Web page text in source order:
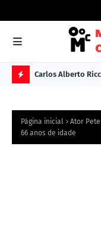
L
TI
M
Carlos Alberto
Página inicial
Ator
66 anos de idade